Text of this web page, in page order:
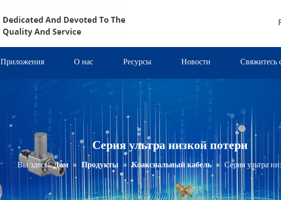
Приложения О нас Ресурсы Новости Свяжитесь
Серия ультра низкой потери
Вы здесь: Дом » Продукты » Коаксиальный кабель » Серия ультра